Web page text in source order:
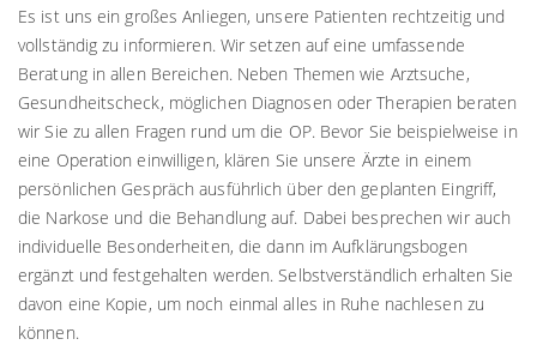
Es ist uns ein großes Anliegen, unsere Patienten rechtzeitig und
vollständig zu informieren. Wir setzen auf eine umfassende
Beratung in allen Bereichen. Neben Themen wie Arztsuche,
Gesundheitscheck, möglichen Diagnosen oder Therapien beraten
wir Sie zu allen Fragen rund um die OP. Bevor Sie beispielweise in
eine Operation einwilligen, klären Sie unsere Ärzte in einem
persönlichen Gespräch ausführlich über den geplanten Eingriff,
die Narkose und die Behandlung auf. Dabei besprechen wir auch
individuelle Besonderheiten, die dann im Aufklärungsbogen
ergänzt und festgehalten werden. Selbstverständlich erhalten Sie
davon eine Kopie, um noch einmal alles in Ruhe nachlesen zu
können.